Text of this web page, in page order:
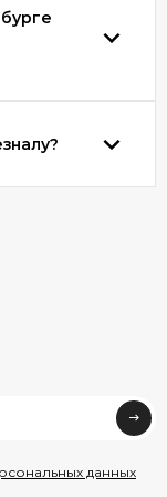
и
гарантируется
вещей.
который
Носить
используя
данных